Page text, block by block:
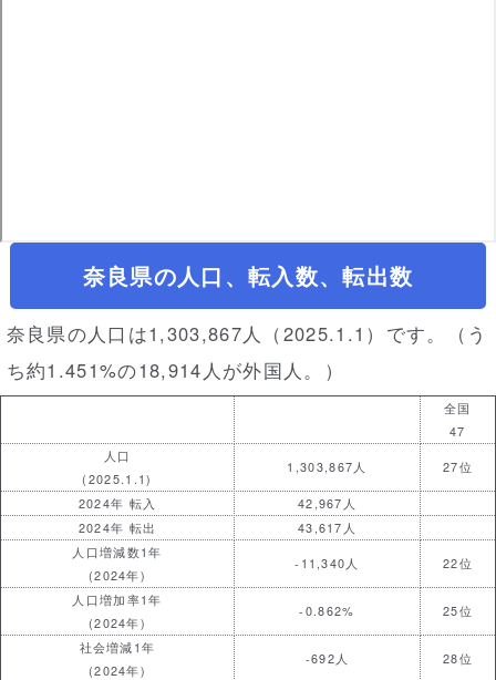
奈良県の人口、転入数、転出数
奈良県の人口は1,303,867人（2025.1.1）です。（う
ち約1.451%の18,914人が外国人。）
全国
47
人口
(2025.1.1)
1,303,867人 27位
2024年 転入
42,967人
2024年 転出
43,617人
人口増減数1年
(2024年)
-11,340人 22位
人口増加率1年
(2024年)
-0.862% 25位
社会増減1年
(2024年)
-692人 28位